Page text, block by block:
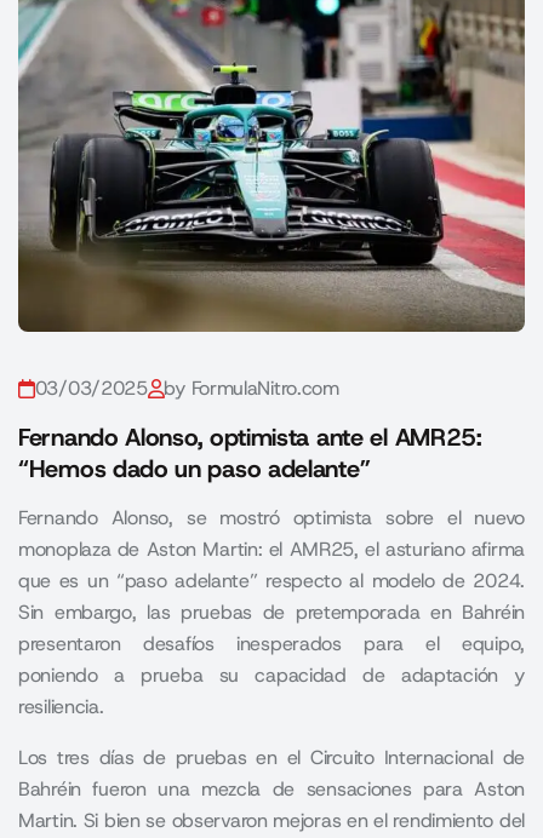
03/03/2025 by FormulaNitro.com
Fernando Alonso, optimista ante el AMR25:
“Hemos dado un paso adelante”
Fernando Alonso, se mostró optimista sobre el nuevo
monoplaza de Aston Martin: el AMR25, el asturiano afirma
que es un “paso adelante” respecto al modelo de 2024.
Sin embargo, las pruebas de pretemporada en Bahréin
presentaron desafíos inesperados para el equipo,
poniendo a prueba su capacidad de adaptación y
resiliencia.
Los tres días de pruebas en el Circuito Internacional de
Bahréin fueron una mezcla de sensaciones para Aston
Martin. Si bien se observaron mejoras en el rendimiento del